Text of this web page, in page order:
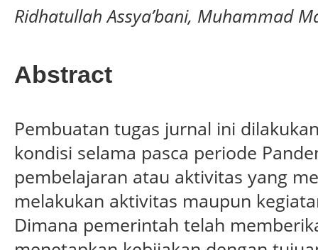
Ridhatullah Assya’bani, Muhammad
Abstract
Pembuatan tugas jurnal ini
kondisi selama pasca periode
pembelajaran atau aktivitas yang
melakukan aktivitas maupun
Dimana pemerintah telah